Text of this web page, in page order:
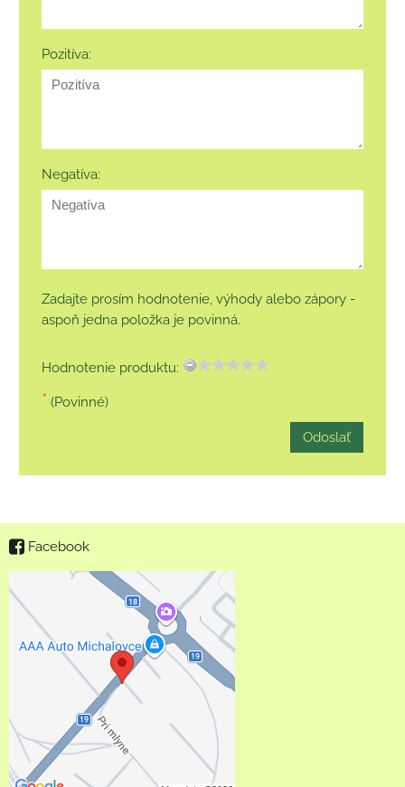
Pozitíva:
Negatíva:
Zadajte prosím hodnotenie, výhody alebo zápory -
aspoň jedna položka je povinná.
Hodnotenie produktu:
* (Povinné)
Odoslať
Facebook
Externý obsah je
blokovaný Voľbami
súkromia
Prajete si načítať externý
obsah?
Povoliť tentokrát